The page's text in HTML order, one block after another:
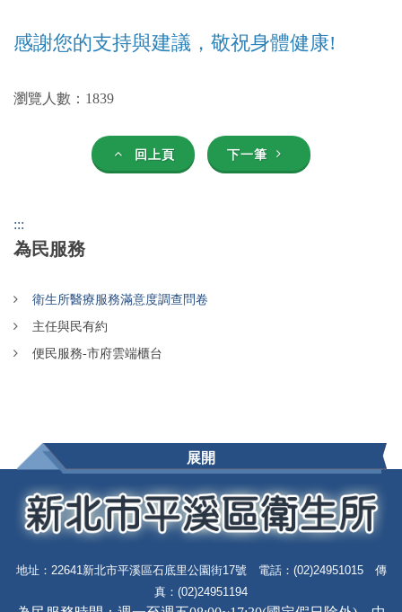
:::
為民服務
衛生所醫療服務滿意度調查問卷
主任與民有約
便民服務-市府雲端櫃台
感謝您的支持與建議，敬祝身體健康!
瀏覽人數：1839
回上頁 下一筆
展開
地址：22641新北市平溪區石底里公園街17號 電話：(02)24951015 傳
真：(02)24951194